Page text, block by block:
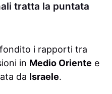
tratta la puntata
i rapporti tra
in Medio Oriente e
da Israele.